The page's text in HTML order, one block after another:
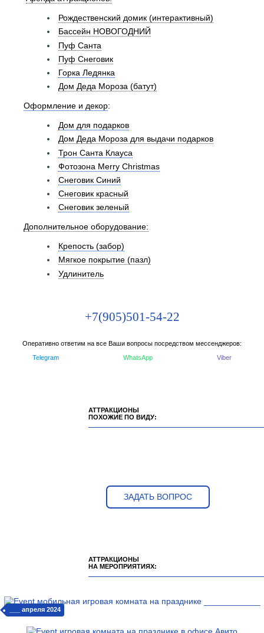
Рождественский домик (интерактивный)
Бассейн НОВОГОДНИЙ
Пуф Санта
Пуф Снеговик
Горка Ледянка
Дом Деда Мороза (батут)
Оформление и декор:
Дом для подарков
Дом Деда Мороза для выдачи подарков
Трон Санта Клауса
Фотозона Merry Christmas
Снеговик Синий
Снеговик красный
Снеговик зеленый
Дополнительное оборудование:
Крепость (забор)
Мягкое покрытие (пазл)
Удлинитель
+7(905)501-54-22
Оперативно ответим на все Ваши вопросы посредством мессенджеров:
Telegram
WhatsApp Viber
АТТРАКЦИОНЫ
ПОХОЖИЕ ПО ВИДУ:
ЗАДАТЬ ВОПРОС
АТТРАКЦИОНЫ
НА МЕРОПРИЯТИЯХ:
___ апреля 2024